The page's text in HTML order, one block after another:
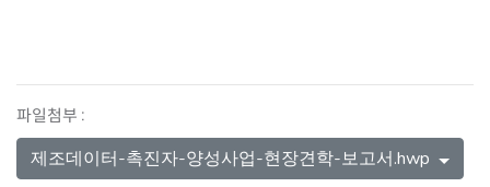
파일첨부 :
제조데이터-촉진자-양성사업-현장견학-보고서.hwp